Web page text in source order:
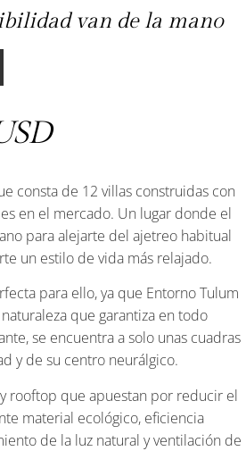
van de la mano
consta de 12 villas construidas con
en el mercado. Un lugar donde el
para alejarte del ajetreo habitual
un estilo de vida más relajado.
para ello, ya que Entorno Tulum
que garantiza en todo
se encuentra a solo unas cuadras
y de su centro neurálgico.
rooftop que apuestan por reducir el
material ecológico, eficiencia
de la luz natural y ventilación de